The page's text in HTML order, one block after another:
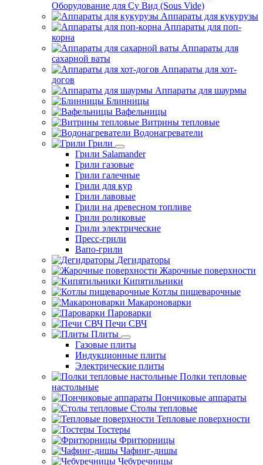
Оборудование для Су Вид (Sous Vide)
Аппараты для кукурузы
Аппараты для поп-
корна
Аппараты для
сахарной ваты
Аппараты для хот-
догов
Аппараты для шаурмы
Блинницы
Вафельницы
Витрины тепловые
Водонагреватели
Грили
Грили Salamander
Грили газовые
Грили галечные
Грили для кур
Грили лавовые
Грили на древесном топливе
Грили роликовые
Грили электрические
Пресс-грили
Вапо-грили
Дегидраторы
Жарочные поверхности
Кипятильники
Котлы пищеварочные
Макароноварки
Пароварки
Печи СВЧ
Плиты
Газовые плиты
Индукционные плиты
Электрические плиты
Полки тепловые
настольные
Пончиковые аппараты
Столы тепловые
Тепловые поверхности
Тостеры
Фритюрницы
Чафинг-дишы
Чебуречницы